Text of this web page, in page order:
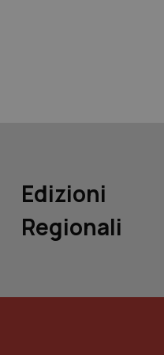
Edizioni
Regionali